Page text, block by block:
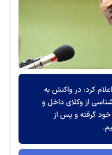
کرد: در واکنش به
از وکلای داخل و
گرفته و پس از